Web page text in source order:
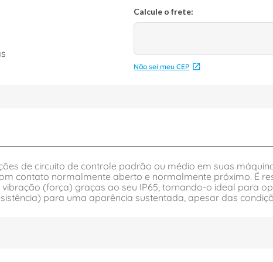
Não sei meu CEP
de circuito de controle padrão ou médio em suas
contato normalmente aberto e normalmente próximo. É
(força) graças ao seu IP65, tornando-o ideal para
para uma aparência sustentada, apesar das